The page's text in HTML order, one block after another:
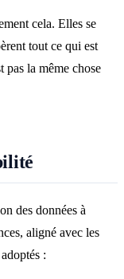
cela. Elles se
tout ce qui est
pas la même chose
des données à
aligné avec les
: